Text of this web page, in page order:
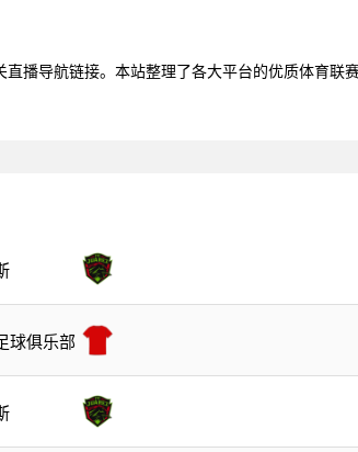
播导航链接。本站整理了各大平台的优质体育联
球俱乐部